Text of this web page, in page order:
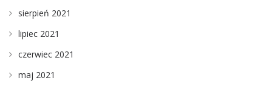
sierpień 2021
lipiec 2021
czerwiec 2021
maj 2021